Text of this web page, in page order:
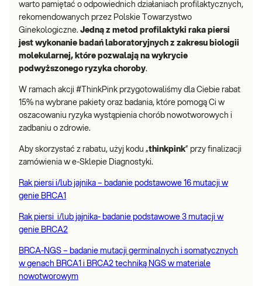
warto pamiętać o odpowiednich działaniach profilaktycznych,
rekomendowanych przez Polskie Towarzystwo
Ginekologiczne. Jedną z metod profilaktyki raka piersi
jest wykonanie badań laboratoryjnych z zakresu biologii
molekularnej, które pozwalają na wykrycie
podwyższonego ryzyka choroby.
W ramach akcji #ThinkPink przygotowaliśmy dla Ciebie rabat
15% na wybrane pakiety oraz badania, które pomogą Ci w
oszacowaniu ryzyka wystąpienia chorób nowotworowych i
zadbaniu o zdrowie.
Aby skorzystać z rabatu, użyj kodu „thinkpink” przy finalizacji
zamówienia w e-Sklepie Diagnostyki.
Rak piersi i/lub jajnika – badanie podstawowe 16 mutacji w
genie BRCA1
Rak piersi i/lub jajnika- badanie podstawowe 3 mutacji w
genie BRCA2
BRCA-NGS – badanie mutacji germinalnych i somatycznych
w genach BRCA1 i BRCA2 techniką NGS w materiale
nowotworowym